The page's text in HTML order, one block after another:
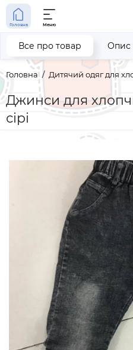
Головна Меню
Головна Дитячий одяг для
Джинси для
сірі
Все про товар Опис